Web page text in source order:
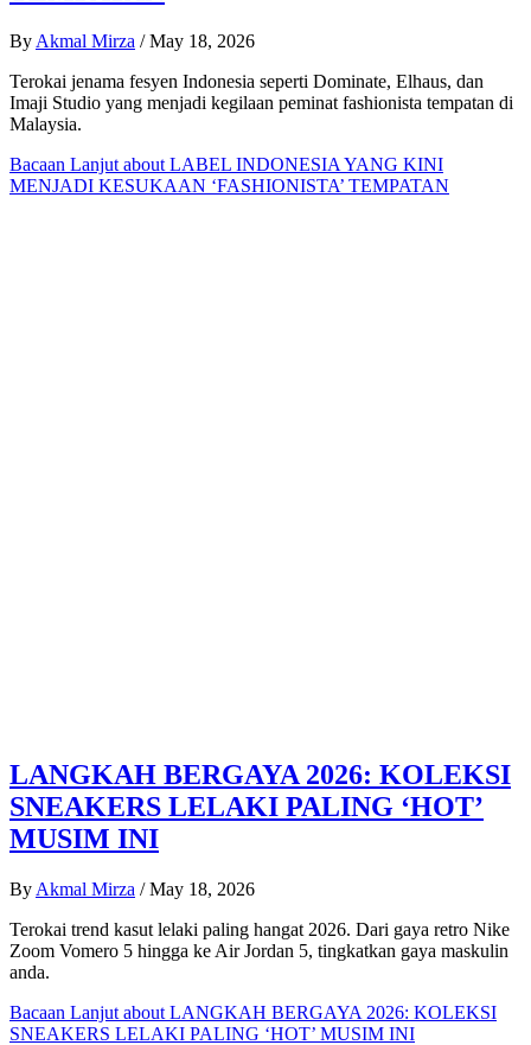
By Akmal Mirza / May 18, 2026
Terokai jenama fesyen Indonesia seperti Dominate, Elhaus, dan
Imaji Studio yang menjadi kegilaan peminat fashionista tempatan di
Malaysia.
Bacaan Lanjut about LABEL INDONESIA YANG KINI
MENJADI KESUKAAN ‘FASHIONISTA’ TEMPATAN
LANGKAH BERGAYA 2026: KOLEKSI
SNEAKERS LELAKI PALING ‘HOT’
MUSIM INI
By Akmal Mirza / May 18, 2026
Terokai trend kasut lelaki paling hangat 2026. Dari gaya retro Nike
Zoom Vomero 5 hingga ke Air Jordan 5, tingkatkan gaya maskulin
anda.
Bacaan Lanjut about LANGKAH BERGAYA 2026: KOLEKSI
SNEAKERS LELAKI PALING ‘HOT’ MUSIM INI